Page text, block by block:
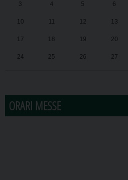
3 4 5 6
10 11 12 13
17 18 19 20
24 25 26 27
ORARI MESSE